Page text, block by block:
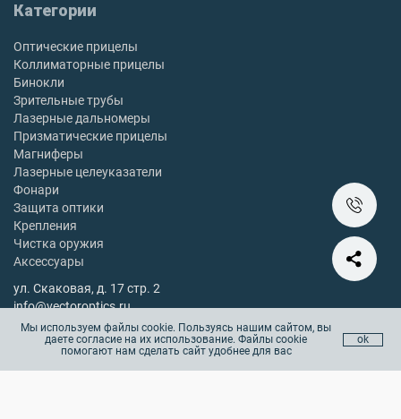
Категории
Оптические прицелы
Коллиматорные прицелы
Бинокли
Зрительные трубы
Лазерные дальномеры
Призматические прицелы
Магниферы
Лазерные целеуказатели
Фонари
Защита оптики
Крепления
Чистка оружия
Аксессуары
ул. Скаковая, д. 17 стр. 2
info@vectoroptics.ru
8 (800) 222-98-82
Остались вопросы? Позвоните с 10:00 до 18:00, без выходных
Мы используем файлы cookie. Пользуясь нашим сайтом, вы
даете согласие на их использование. Файлы cookie
помогают нам сделать сайт удобнее для вас
ok